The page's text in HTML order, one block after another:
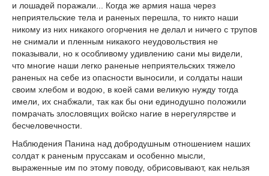
и лошадей поражали... Когда же армия наша через
неприятельские тела и раненых перешла, то никто наши
никому из них никакого огорчения не делал и ничего с трупов
не снимали и пленным никакого неудовольствия не
показывали, но к особливому удивлению сани мы видели,
что многие наши легко раненые неприятельских тяжело
раненых на себе из опасности выносили, и солдаты наши
своим хлебом и водою, в коей сами великую нужду тогда
имели, их снабжали, так как бы они единодушно положили
помрачать злословящих войско нагие в нерегулярстве и
бесчеловечности.
Наблюдения Панина над добродушным отношением наших
солдат к раненым пруссакам и особенно мысли,
выраженные им по этому поводу, обрисовывают, как нельзя